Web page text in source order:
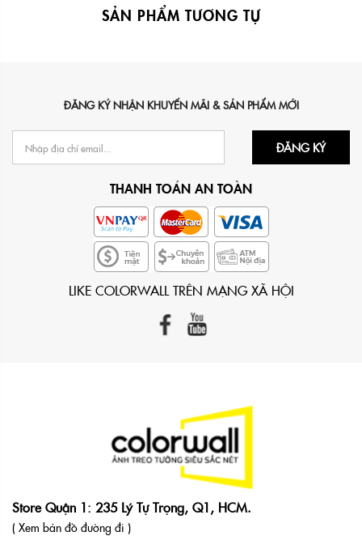
SẢN PHẨM TƯƠNG TỰ
ĐĂNG KÝ NHẬN KHUYẾN MÃI & SẢN PHẨM MỚI
ĐĂNG KÝ
THANH TOÁN AN TOÀN
LIKE COLORWALL TRÊN MẠNG XÃ HỘI
Store Quận 1: 235 Lý Tự Trọng, Q1, HCM.
( Xem bản đồ đường đi )